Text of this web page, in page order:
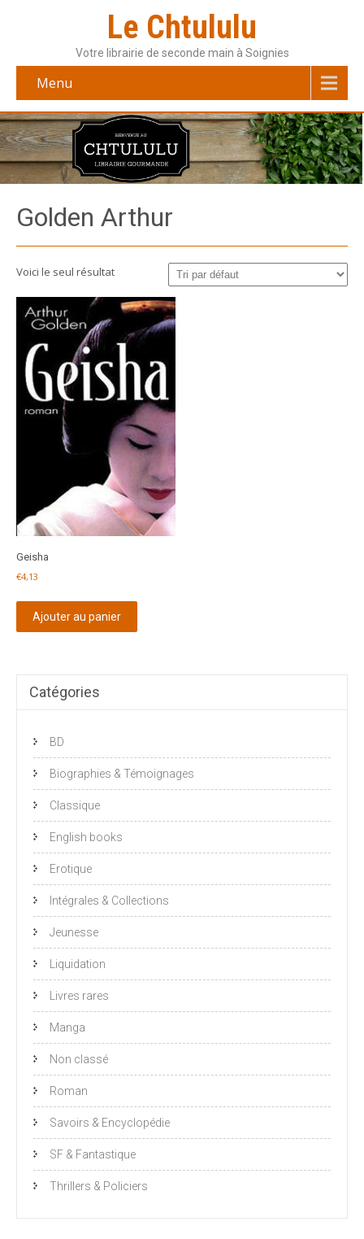
Le Chtululu
Votre librairie de seconde main à Soignies
Menu
Golden Arthur
Voici le seul résultat
Geisha
€4,13
Ajouter au panier
Catégories
BD
Biographies & Témoignages
Classique
English books
Erotique
Intégrales & Collections
Jeunesse
Liquidation
Livres rares
Manga
Non classé
Roman
Savoirs & Encyclopédie
SF & Fantastique
Thrillers & Policiers